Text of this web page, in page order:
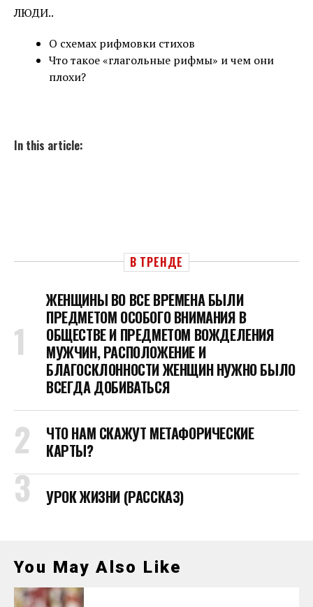
ЛЮДИ..
О схемах рифмовки стихов
Что такое «глагольные рифмы» и чем они
плохи?
In this article:
В ТРЕНДЕ
ЖЕНЩИНЫ ВО ВСЕ ВРЕМЕНА БЫЛИ
ПРЕДМЕТОМ ОСОБОГО ВНИМАНИЯ В
ОБЩЕСТВЕ И ПРЕДМЕТОМ ВОЖДЕЛЕНИЯ
МУЖЧИН, РАСПОЛОЖЕНИЕ И
БЛАГОСКЛОННОСТИ ЖЕНЩИН НУЖНО БЫЛО
ВСЕГДА ДОБИВАТЬСЯ
ЧТО НАМ СКАЖУТ МЕТАФОРИЧЕСКИЕ
КАРТЫ?
УРОК ЖИЗНИ (РАССКАЗ)
You May Also Like